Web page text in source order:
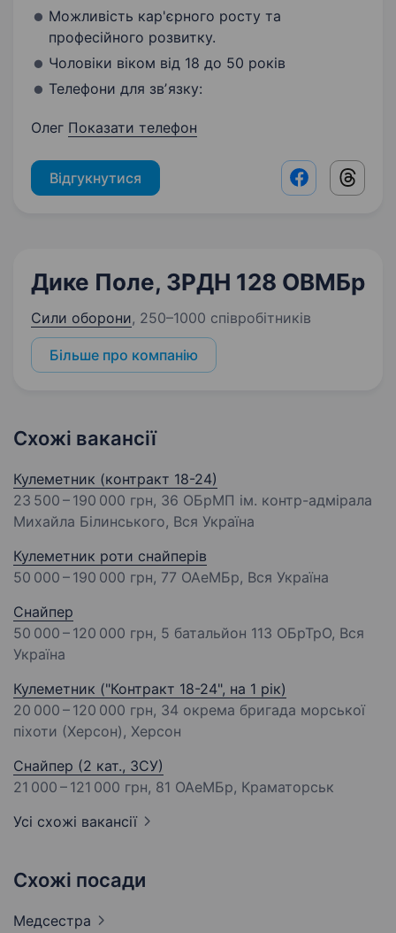
Можливість кар'єрного росту та
професійного розвитку.
Чоловіки віком від 18 до 50 років
Телефони для звʼязку:
Олег Показати телефон
Відгукнутися Facebook
Дике Поле, ЗРДН 128 ОВМБр
Сили оборони, 250–1000 співробітників
Більше про компанію
Схожі вакансії
Кулеметник (контракт 18-24)
23 500 – 190 000 грн, 36 ОБрМП ім. контр-адмірала
Михайла Білинського, Вся Україна
Кулеметник роти снайперів
50 000 – 190 000 грн, 77 ОАеМБр, Вся Україна
Снайпер
50 000 – 120 000 грн, 5 батальйон 113 ОБрТрО, Вся
Україна
Кулеметник ("Контракт 18-24", на 1 рік)
20 000 – 120 000 грн, 34 окрема бригада морської
піхоти (Херсон), Херсон
Снайпер (2 кат., ЗСУ)
21 000 – 121 000 грн, 81 ОАеМБр, Краматорськ
Усі схожі вакансії
Схожі посади
Медсестра